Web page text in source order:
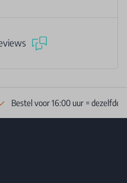
Bestel voor 16:00 uur = dezelfde